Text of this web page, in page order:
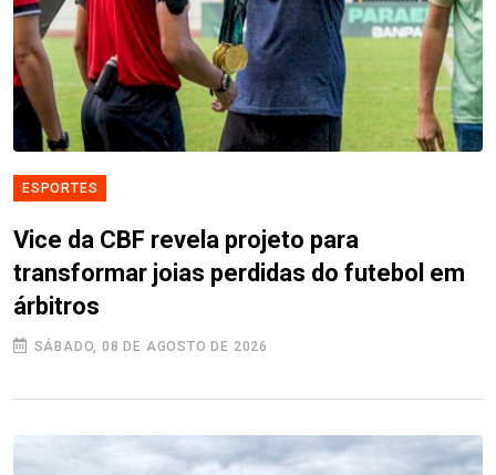
ESPORTES
Vice da CBF revela projeto para
transformar joias perdidas do futebol em
árbitros
SÁBADO, 08 DE AGOSTO DE 2026